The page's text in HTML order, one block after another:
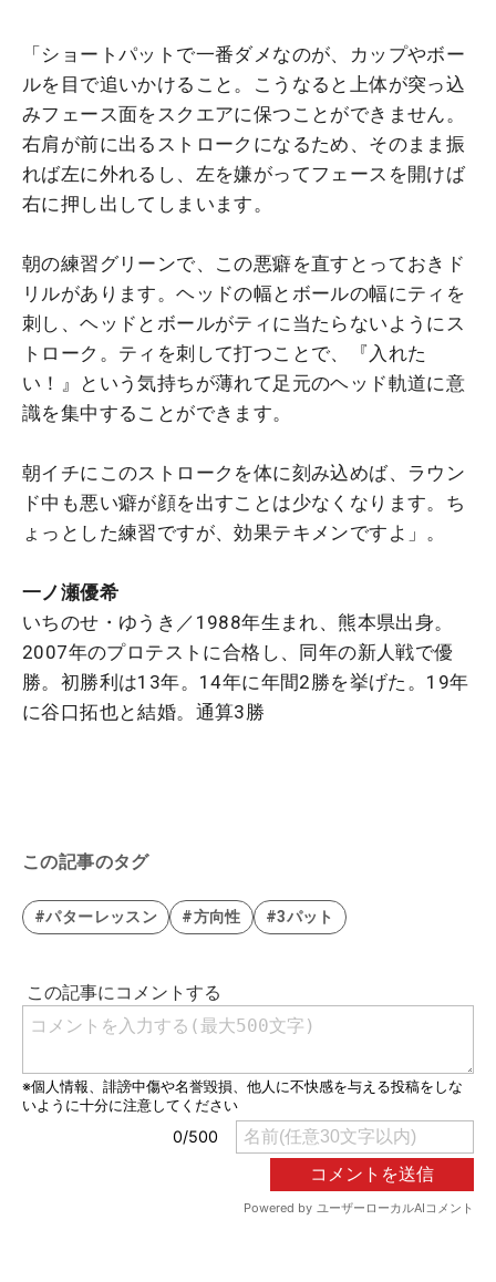
「ショートパットで一番ダメなのが、カップやボー
ルを目で追いかけること。こうなると上体が突っ込
みフェース面をスクエアに保つことができません。
右肩が前に出るストロークになるため、そのまま振
れば左に外れるし、左を嫌がってフェースを開けば
右に押し出してしまいます。
朝の練習グリーンで、この悪癖を直すとっておきド
リルがあります。ヘッドの幅とボールの幅にティを
刺し、ヘッドとボールがティに当たらないようにス
トローク。ティを刺して打つことで、『入れた
い！』という気持ちが薄れて足元のヘッド軌道に意
識を集中することができます。
朝イチにこのストロークを体に刻み込めば、ラウン
ド中も悪い癖が顔を出すことは少なくなります。ち
ょっとした練習ですが、効果テキメンですよ」。
一ノ瀬優希
いちのせ・ゆうき／1988年生まれ、熊本県出身。
2007年のプロテストに合格し、同年の新人戦で優
勝。初勝利は13年。14年に年間2勝を挙げた。19年
に谷口拓也と結婚。通算3勝
この記事のタグ
#パターレッスン #方向性 #3パット